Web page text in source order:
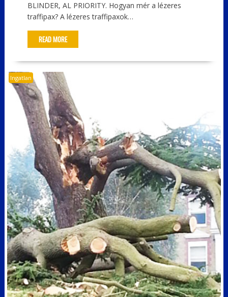
BLINDER, AL PRIORITY. Hogyan mér a lézeres
traffipax? A lézeres traffipaxok…
READ MORE
Ingatlan